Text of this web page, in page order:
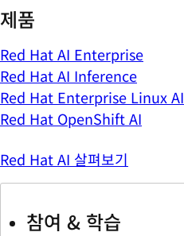
제품
Red Hat AI Enterprise
Red Hat AI Inference
Red Hat Enterprise Linux AI
Red Hat OpenShift AI
Red Hat AI 살펴보기
참여 & 학습